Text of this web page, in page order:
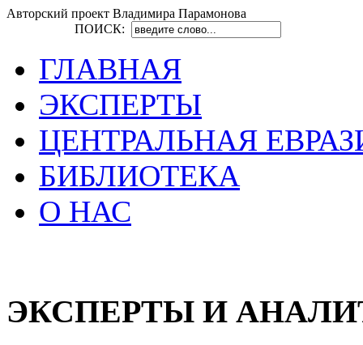
Авторский проект Владимира Парамонова
ПОИСК:
ГЛАВНАЯ
ЭКСПЕРТЫ
ЦЕНТРАЛЬНАЯ
БИБЛИОТЕКА
О НАС
ЭКСПЕРТЫ И